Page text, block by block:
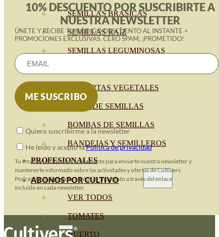
SEMILLAS BRASICAS
SEMILLAS RAÍZ
SEMILLAS LEGUMINOSAS
CUBIERTAS VEGETALES
TIRAS DE SEMILLAS
BOMBAS DE SEMILLAS
BANDEJAS Y SEMILLEROS
PROFESIONALES
ABONOS POR CULTIVO
VER TODOS
TOMATES
HUERTO
10% DESCUENTO POR SUSCRIBIRTE A
NUESTRA NEWSLETTER
ÚNETE Y RECIBE TU CÓDIGO DESCUENTO AL INSTANTE +
PROMOCIONES EXCLUSIVAS. CERO SPAM, ¡PROMETIDO!
Quiero suscribirme a la newsletter
He leido y acepto laPolítica de privacidad
Tu email se utilizará exclusivamente para enviarte nuestra newsletter y
mantenerte informado sobre las actividades y ofertas de Cultivers.
Podrás darte de baja en cualquier momento a través del enlace
incluido en cada newsletter.